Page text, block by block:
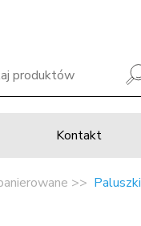
Kontakt